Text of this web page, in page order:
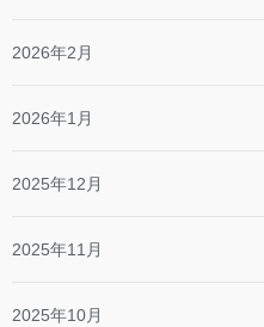
2026年2月
2026年1月
2025年12月
2025年11月
2025年10月